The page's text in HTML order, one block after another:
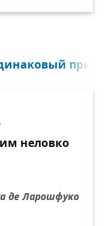
далёких,
неловко
де Ларошфуко